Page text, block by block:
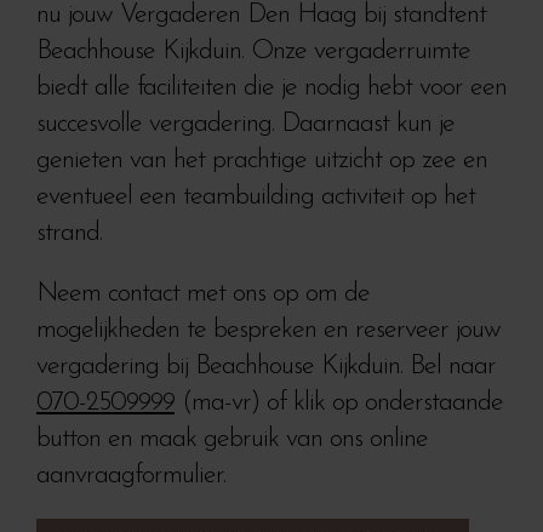
nu jouw Vergaderen Den Haag bij standtent
Beachhouse Kijkduin. Onze vergaderruimte
biedt alle faciliteiten die je nodig hebt voor een
succesvolle vergadering. Daarnaast kun je
genieten van het prachtige uitzicht op zee en
eventueel een teambuilding activiteit op het
strand.
Neem contact met ons op om de
mogelijkheden te bespreken en reserveer jouw
vergadering bij Beachhouse Kijkduin. Bel naar
070-2509999 (ma-vr) of klik op onderstaande
button en maak gebruik van ons online
aanvraagformulier.